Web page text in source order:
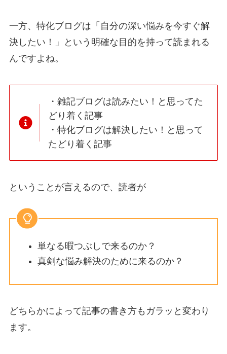
一方、特化ブログは「自分の深い悩みを今すぐ解
決したい！」という明確な目的を持って読まれる
んですよね。
・雑記ブログは読みたい！と思ってた
どり着く記事
・特化ブログは解決したい！と思って
たどり着く記事
ということが言えるので、読者が
単なる暇つぶしで来るのか？
真剣な悩み解決のために来るのか？
どちらかによって記事の書き方もガラッと変わり
ます。